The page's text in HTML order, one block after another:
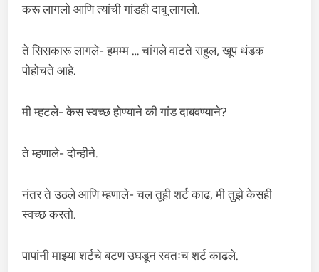
करू लागलो आणि त्यांची गांडही दाबू लागलो.
ते सिसकारू लागले- हमम्म … चांगले वाटते राहुल, खूप थंडक
पोहोचते आहे.
मी म्हटले- केस स्वच्छ होण्याने की गांड दाबवण्याने?
ते म्हणाले- दोन्हीने.
नंतर ते उठले आणि म्हणाले- चल तूही शर्ट काढ, मी तुझे केसही
स्वच्छ करतो.
पापांनी माझ्या शर्टचे बटण उघडून स्वतःच शर्ट काढले.